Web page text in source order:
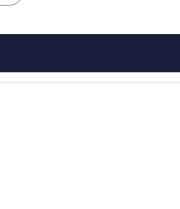
評
評